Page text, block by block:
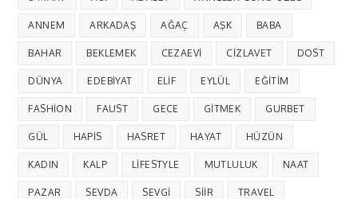
ANNEM ARKADAŞ AĞAÇ AŞK BABA
BAHAR BEKLEMEK CEZAEVI CIZLAVET DOST
DÜNYA EDEBIYAT ELIF EYLÜL EĞITIM
FASHION FAUST GECE GITMEK GURBET
GÜL HAPIS HASRET HAYAT HÜZÜN
KADIN KALP LIFESTYLE MUTLULUK NAAT
PAZAR SEVDA SEVGI SIIR TRAVEL